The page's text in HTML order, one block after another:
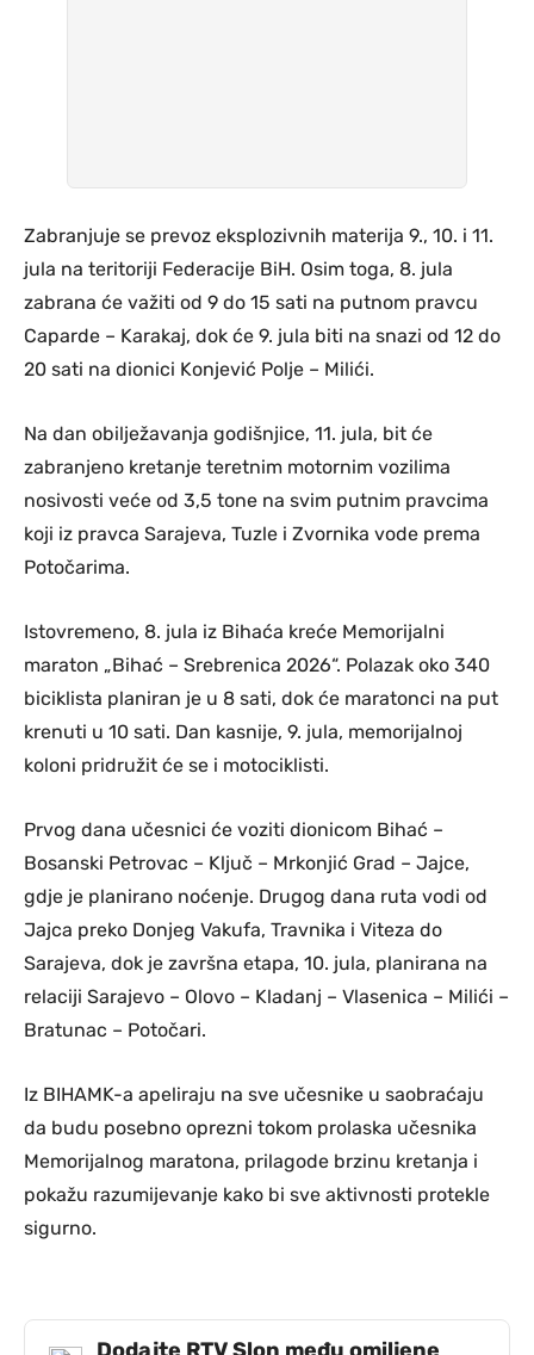
Zabranjuje se prevoz eksplozivnih materija 9., 10. i 11.
jula na teritoriji Federacije BiH. Osim toga, 8. jula
zabrana će važiti od 9 do 15 sati na putnom pravcu
Caparde – Karakaj, dok će 9. jula biti na snazi od 12 do
20 sati na dionici Konjević Polje – Milići.
Na dan obilježavanja godišnjice, 11. jula, bit će
zabranjeno kretanje teretnim motornim vozilima
nosivosti veće od 3,5 tone na svim putnim pravcima
koji iz pravca Sarajeva, Tuzle i Zvornika vode prema
Potočarima.
Istovremeno, 8. jula iz Bihaća kreće Memorijalni
maraton „Bihać – Srebrenica 2026“. Polazak oko 340
biciklista planiran je u 8 sati, dok će maratonci na put
krenuti u 10 sati. Dan kasnije, 9. jula, memorijalnoj
koloni pridružit će se i motociklisti.
Prvog dana učesnici će voziti dionicom Bihać –
Bosanski Petrovac – Ključ – Mrkonjić Grad – Jajce,
gdje je planirano noćenje. Drugog dana ruta vodi od
Jajca preko Donjeg Vakufa, Travnika i Viteza do
Sarajeva, dok je završna etapa, 10. jula, planirana na
relaciji Sarajevo – Olovo – Kladanj – Vlasenica – Milići –
Bratunac – Potočari.
Iz BIHAMK-a apeliraju na sve učesnike u saobraćaju
da budu posebno oprezni tokom prolaska učesnika
Memorijalnog maratona, prilagode brzinu kretanja i
pokažu razumijevanje kako bi sve aktivnosti protekle
sigurno.